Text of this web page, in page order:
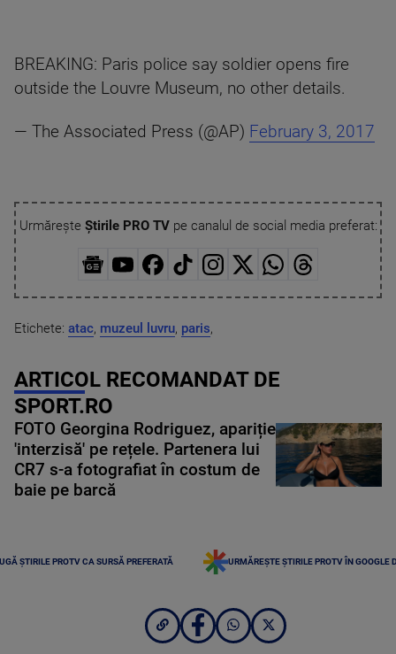
BREAKING: Paris police say soldier opens fire
outside the Louvre Museum, no other details.
— The Associated Press (@AP) February 3, 2017
Urmărește Știrile PRO TVpe canalul de social media preferat:
Etichete: atac, muzeul luvru, paris,
ARTICOL RECOMANDAT DE
SPORT.RO
FOTO Georgina Rodriguez, apariție
'interzisă' pe rețele. Partenera lui
CR7 s-a fotografiat în costum de
baie pe barcă
ȘTIRILE PROTV CA SURSĂ PREFERATĂ URMĂREȘTE ȘTIRILE PROTV ÎN GOOGLE